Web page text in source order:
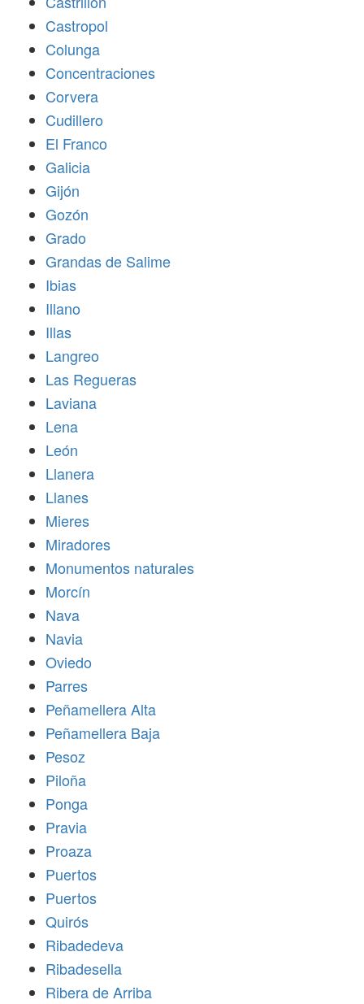
Castropol
Colunga
Concentraciones
Corvera
Cudillero
El Franco
Galicia
Gijón
Gozón
Grado
Grandas de Salime
Ibias
Illano
Illas
Langreo
Las Regueras
Laviana
Lena
León
Llanera
Llanes
Mieres
Miradores
Monumentos naturales
Morcín
Nava
Navia
Oviedo
Parres
Peñamellera Alta
Peñamellera Baja
Pesoz
Piloña
Ponga
Pravia
Proaza
Puertos
Puertos
Quirós
Ribadedeva
Ribadesella
Ribera de Arriba